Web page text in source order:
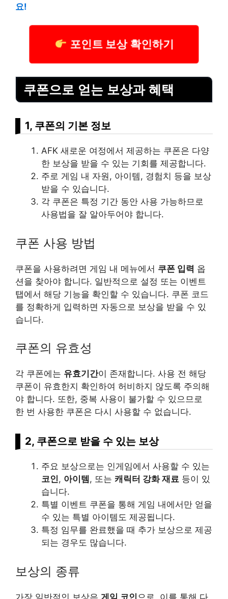
요!
포인트 보상 확인하기
쿠폰으로 얻는 보상과 혜택
1, 쿠폰의 기본 정보
AFK 새로운 여정에서 제공하는 쿠폰은 다양
한 보상을 받을 수 있는 기회를 제공합니다.
주로 게임 내 자원, 아이템, 경험치 등을 보상
받을 수 있습니다.
각 쿠폰은 특정 기간 동안 사용 가능하므로
사용법을 잘 알아두어야 합니다.
쿠폰 사용 방법
쿠폰을 사용하려면 게임 내 메뉴에서 쿠폰 입력 옵
션을 찾아야 합니다. 일반적으로 설정 또는 이벤트
탭에서 해당 기능을 확인할 수 있습니다. 쿠폰 코드
를 정확하게 입력하면 자동으로 보상을 받을 수 있
습니다.
쿠폰의 유효성
각 쿠폰에는 유효기간이 존재합니다. 사용 전 해당
쿠폰이 유효한지 확인하여 허비하지 않도록 주의해
야 합니다. 또한, 중복 사용이 불가할 수 있으므로
한 번 사용한 쿠폰은 다시 사용할 수 없습니다.
2, 쿠폰으로 받을 수 있는 보상
주요 보상으로는 인게임에서 사용할 수 있는
코인, 아이템 , 또는 캐릭터 강화 재료 등이 있
습니다.
특별 이벤트 쿠폰을 통해 게임 내에서만 얻을
수 있는 특별 아이템도 제공됩니다.
특정 임무를 완료했을 때 추가 보상으로 제공
되는 경우도 많습니다.
보상의 종류
가장 일반적인 보상은 게임 코인 으로, 이를 통해 다